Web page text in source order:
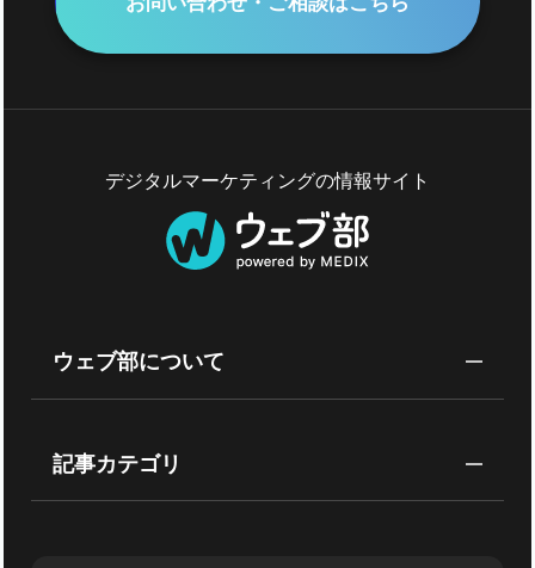
デジタルマーケティングの情報サイト
ウェブ部について
記事カテゴリ